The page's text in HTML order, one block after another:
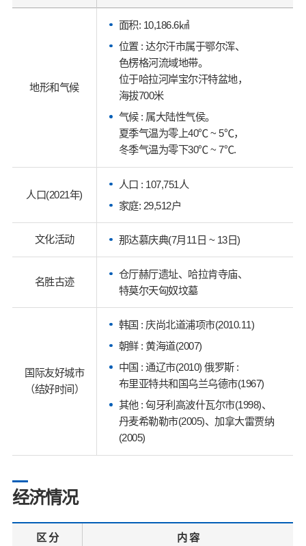
地形和气候
面积: 10,186.6㎢
位置 : 达尔汗市属于鄂尔浑、
色楞格河流域地带。
位于哈拉河岸宝尔汗特盆地，
海拔700米
气候 : 属大陆性气侯。
夏季气温为零上40℃ ~ 5℃，
冬季气温为零下30℃ ~ 7℃.
人口(2021年)
人口 : 107,751人
家庭: 29,512户
文化活动 那达慕庆典(7月11日 ~ 13日)
名胜古迹
仓厅赫厅遗址、哈拉肯寺庙、
特莫尔天匈奴坟墓
国际友好城市
（结好时间）
韩国 : 庆尚北道浦项市(2010.11)
朝鲜 : 黄海道(2007)
中国 : 通辽市(2010) 俄罗斯 :
布里亚特共和国乌兰乌德市(1967)
其他 : 匈牙利高波什瓦尔市(1998)、
丹麦希勒勒市(2005)、加拿大雷贾纳
(2005)
经济情况
区 分 内 容